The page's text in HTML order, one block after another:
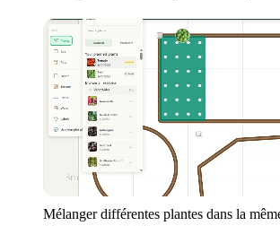
Mélanger différentes plantes dans la